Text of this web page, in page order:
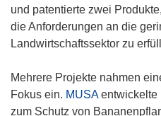
und patentierte zwei
die Anforderungen an die
Landwirtschaftssektor zu
Mehrere Projekte nahmen
Fokus ein. MUSAentwickelte
zum Schutz von